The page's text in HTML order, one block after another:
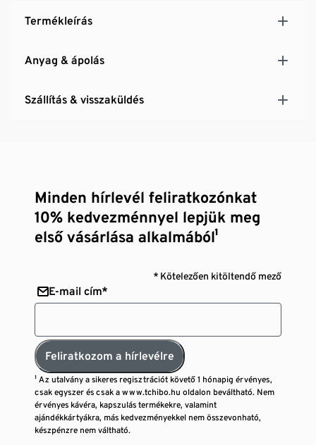
Termékleírás
Anyag & ápolás
Szállítás & visszaküldés
Minden hírlevél feliratkozónkat
10% kedvezménnyel lepjük meg
első vásárlása alkalmából¹
* Kötelezően kitöltendő mező
E-mail cím*
Feliratkozom a hírlevélre
¹ Az utalvány a sikeres regisztrációt követő 1 hónapig érvényes,
csak egyszer és csak a www.tchibo.hu oldalon beváltható. Nem
érvényes kávéra, kapszulás termékekre, valamint
ajándékkártyákra, más kedvezményekkel nem összevonható,
készpénzre nem váltható.